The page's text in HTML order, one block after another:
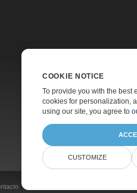
Precios
Soporte De Pago
Acerca De
COOKIE NOTICE
To provide you with the best
cookies for personalization,
using our site, you agree to
CUSTOMIZE